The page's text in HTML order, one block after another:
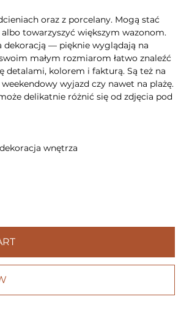
oraz z porcelany. Mogą stać
towarzyszyć większym wazonom.
dekoracją — pięknie wyglądają na
małym rozmiarom łatwo znaleźć
detalami, kolorem i fakturą. Są też na
wyjazd czy nawet na plażę.
delikatnie różnić się od zdjęcia pod
wnętrza